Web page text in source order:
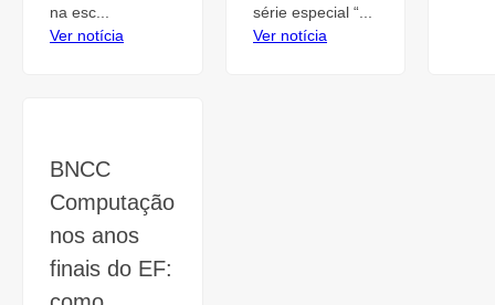
na esc...
Ver notícia
série especial “...
Ver notícia
BNCC
Computação
nos anos
finais do EF: